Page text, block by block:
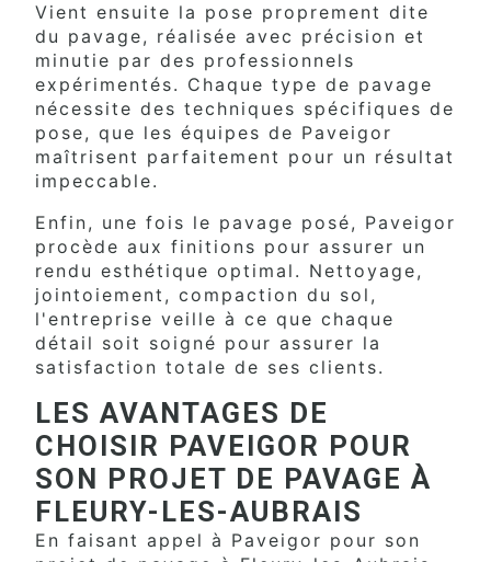
Vient ensuite la pose proprement dite
du pavage, réalisée avec précision et
minutie par des professionnels
expérimentés. Chaque type de pavage
nécessite des techniques spécifiques de
pose, que les équipes de Paveigor
maîtrisent parfaitement pour un résultat
impeccable.
Enfin, une fois le pavage posé, Paveigor
procède aux finitions pour assurer un
rendu esthétique optimal. Nettoyage,
jointoiement, compaction du sol,
l'entreprise veille à ce que chaque
détail soit soigné pour assurer la
satisfaction totale de ses clients.
LES AVANTAGES DE
CHOISIR PAVEIGOR POUR
SON PROJET DE PAVAGE À
FLEURY-LES-AUBRAIS
En faisant appel à Paveigor pour son